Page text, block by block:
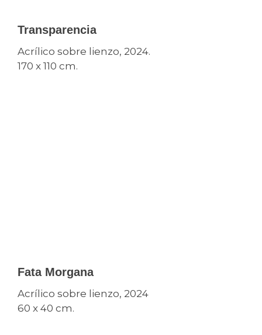
Transparencia
Acrílico sobre lienzo, 2024.
170 x 110 cm.
Fata Morgana
Acrílico sobre lienzo, 2024
60 x 40 cm.